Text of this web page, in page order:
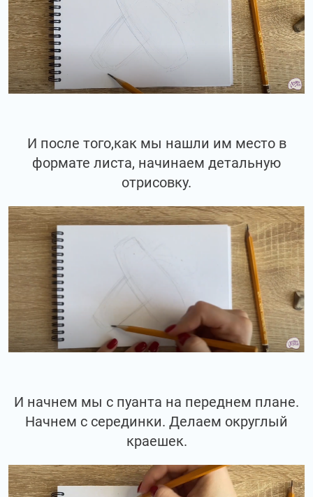
И после того,как мы нашли им место в
формате листа, начинаем детальную
отрисовку.
И начнем мы с пуанта на переднем плане.
Начнем с серединки. Делаем округлый
краешек.